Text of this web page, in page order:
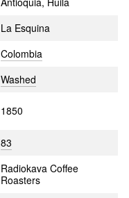
La Esquina
Colombia
Washed
1850
83
Radiokava Coffee
Roasters